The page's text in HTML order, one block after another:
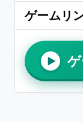
ゲームリ
▶